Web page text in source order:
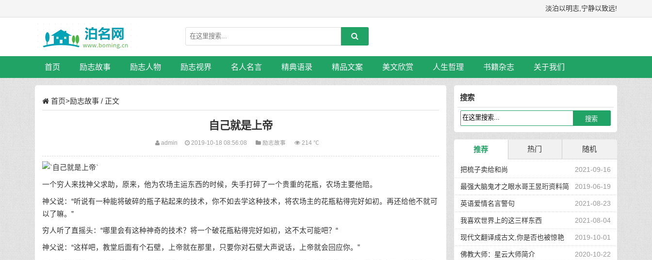
淡泊以明志,宁静以致远!
首页 励志故事 励志人物 励志视界 名人名言 精典语录 精品文案 美文欣赏 人生哲理 书籍杂志 关于我们
首页>励志故事 / 正文
自己就是上帝
admin 2019-10-18 08:56:08 励志故事 214 ℃
一个穷人来找神父求助，原来，他为农场主运东西的时候，失手打碎了一个贵重的花瓶，农场主要他赔。
神父说：“听说有一种能将破碎的瓶子粘起来的技术，你不如去学这种技术，将农场主的花瓶粘得完好如初。再还给他不就可
以了嘛。”
穷人听了直摇头：“哪里会有这种神奇的技术？将一个破花瓶粘得完好如初，这不太可能吧？“
神父说：“这样吧，教堂后面有个石壁，上帝就在那里，只要你对石壁大声说话，上帝就会回应你。”
搜索
推荐 热门 随机
2021-09-16
把梳子卖给和尚
2019-06-19
最强大脑鬼才之眼水哥王昱珩资料简
介 2021-08-23
英语爱情名言警句
2021-08-04
我喜欢世界上的这三样东西
2019-10-01
现代文翻译成古文,你是否也被惊艳
到了 2020-10-22
佛教大师：星云大师简介